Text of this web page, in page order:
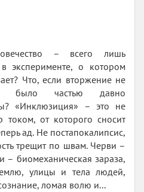
– всего лишь
эксперименте, о котором
Что, если вторжение не
было частью давно
«Инклюзиция» – это не
током, от которого сносит
ад. Не постапокалипсис,
трещит по швам. Черви –
– биомеханическая зараза,
улицы и тела людей,
ломая волю и...